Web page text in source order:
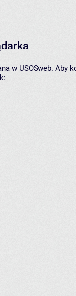
w USOSweb. Aby